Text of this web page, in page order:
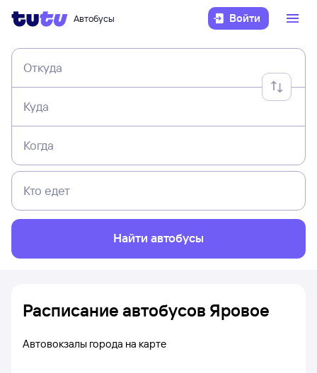
Автобусы Войти
Откуда
Куда
Когда
Кто едет
Найти автобусы
Расписание автобусов Яровое
Автовокзалы города на карте